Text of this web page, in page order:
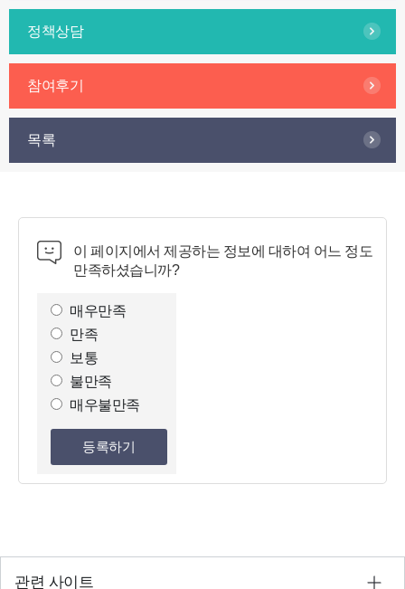
정책상담
참여후기
목록
이 페이지에서 제공하는 정보에 대하여 어느 정도
만족하셨습니까?
매우만족
만족
보통
불만족
매우불만족
등록하기
관련 사이트